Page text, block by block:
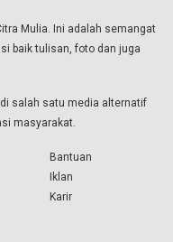
Mulia. Ini adalah semangat
baik tulisan, foto dan juga
salah satu media alternatif
masyarakat.
Bantuan
Iklan
Karir